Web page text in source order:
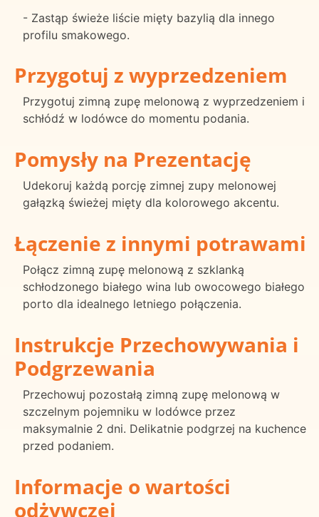
- Zastąp świeże liście mięty bazylią dla innego
profilu smakowego.
Przygotuj z wyprzedzeniem
Przygotuj zimną zupę melonową z wyprzedzeniem i
schłódź w lodówce do momentu podania.
Pomysły na Prezentację
Udekoruj każdą porcję zimnej zupy melonowej
gałązką świeżej mięty dla kolorowego akcentu.
Łączenie z innymi potrawami
Połącz zimną zupę melonową z szklanką
schłodzonego białego wina lub owocowego białego
porto dla idealnego letniego połączenia.
Instrukcje Przechowywania i
Podgrzewania
Przechowuj pozostałą zimną zupę melonową w
szczelnym pojemniku w lodówce przez
maksymalnie 2 dni. Delikatnie podgrzej na kuchence
przed podaniem.
Informacje o wartości
odżywczej